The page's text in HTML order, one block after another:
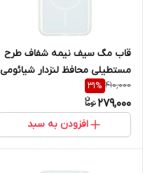
قاب مگ سیف نیمه شفاف طرح
مستطیلی محافظ لنزدار شیائومی
مدل Xiaomi Redmi Note 8
410,000
31%
279,000
افزودن به سبد